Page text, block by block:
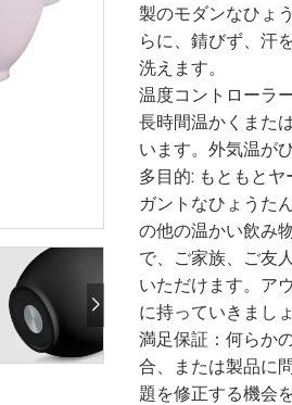
製のモダンなひょ
らに、錆びず、汗
洗えます。
温度コントローラ
長時間温かくまた
います。外気温が
多目的: もともと
ガントなひょうた
の他の温かい飲み
で、ご家族、ご友
いただけます。ア
に持っていきましょ
満足保証：何らか
合、または製品に
題を修正する機会